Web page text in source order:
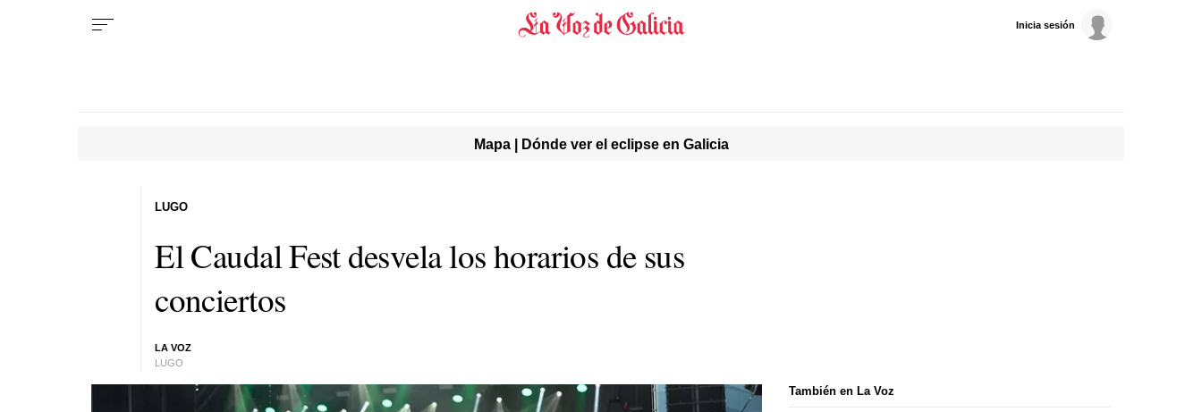
Inicia sesión
Mapa | Dónde ver el eclipse en Galicia
El Caudal Fest desvela los horarios de sus
conciertos
LA VOZ
LUGO
LUGO
También en La Voz